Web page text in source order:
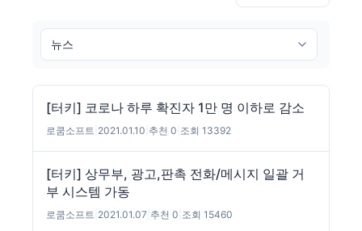
[터키] 코로나 하루 확진자 1만 명 이하로 감소
로쿰소프트 2021.01.10 추천 0 조회 13392
[터키] 상무부, 광고,판촉 전화/메시지 일괄 거
부 시스템 가동
로쿰소프트 2021.01.07 추천 0 조회 15460